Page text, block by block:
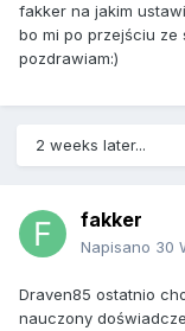
fakker na jakim
bo mi po przejściu ze
pozdrawiam:)
2 weeks later...
fakker
Napisano 30
Draven85 ostatnio
nauczony